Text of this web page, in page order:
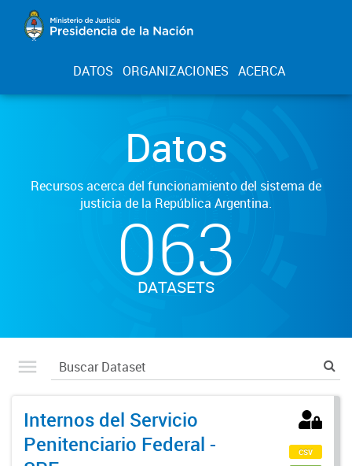
DATOS ORGANIZACIONES ACERCA
Datos
Recursos acerca del funcionamiento del sistema de
justicia de la República Argentina.
063
DATASETS
Internos del Servicio
Penitenciario Federal -
csv